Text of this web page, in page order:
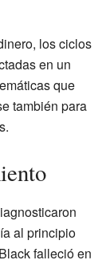
los ciclos
en un
que
también para
al principio
falleció en